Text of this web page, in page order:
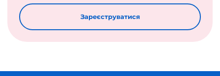
Зареєструватися